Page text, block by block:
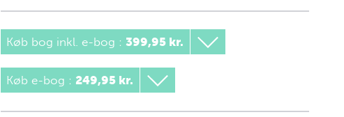
Køb bog inkl. e-bog : 399,95 kr.
Køb e-bog : 249,95 kr.